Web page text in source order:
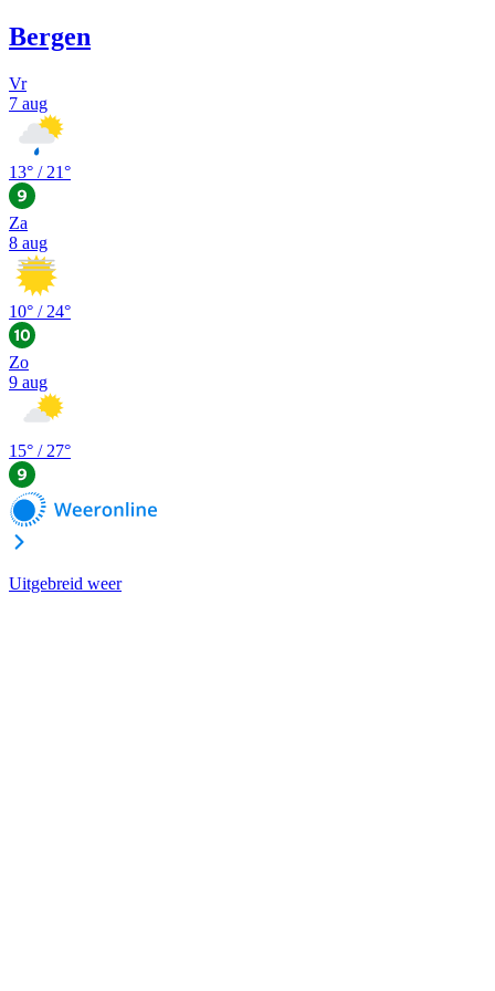
Bergen
Vr
7 aug
13° / 21°
Za
8 aug
10° / 24°
Zo
9 aug
15° / 27°
Uitgebreid weer